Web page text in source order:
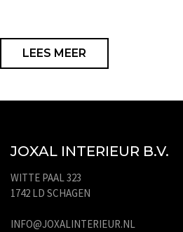
LEES MEER
JOXAL INTERIEUR B.V.
WITTE PAAL 323
1742 LD SCHAGEN
INFO@JOXALINTERIEUR.NL